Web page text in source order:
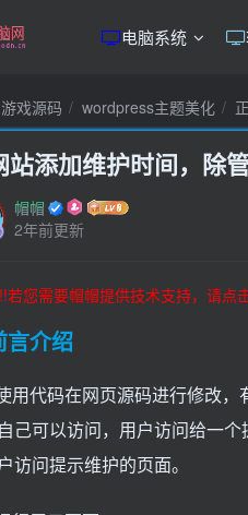
电脑系统
游戏源码 wordpress主题美化
站添加维护时间，除
帽帽
2年前更新
若您需要帽帽提供技术支持，请点
言介绍
用代码在网页源码进行修改
己可以访问，用户访问给一
访问提示维护的页面。